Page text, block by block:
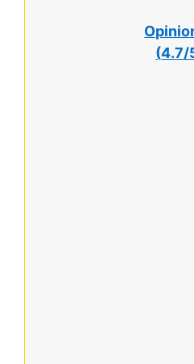
(4.7/